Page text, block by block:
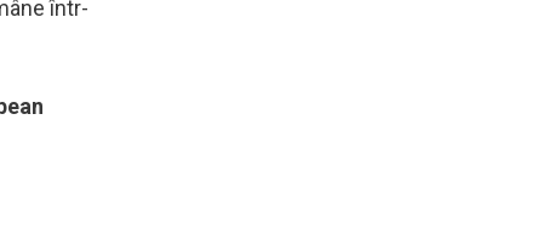
într-